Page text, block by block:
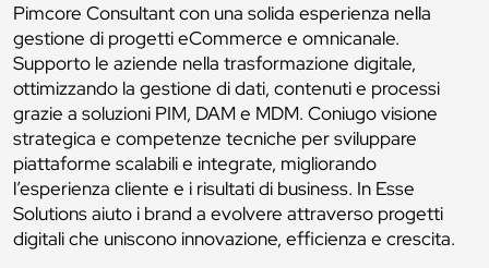
Pimcore Consultant con una solida esperienza nella
gestione di progetti eCommerce e omnicanale.
Supporto le aziende nella trasformazione digitale,
ottimizzando la gestione di dati, contenuti e processi
grazie a soluzioni PIM, DAM e MDM. Coniugo visione
strategica e competenze tecniche per sviluppare
piattaforme scalabili e integrate, migliorando
l’esperienza cliente e i risultati di business. In Esse
Solutions aiuto i brand a evolvere attraverso progetti
digitali che uniscono innovazione, efficienza e crescita.